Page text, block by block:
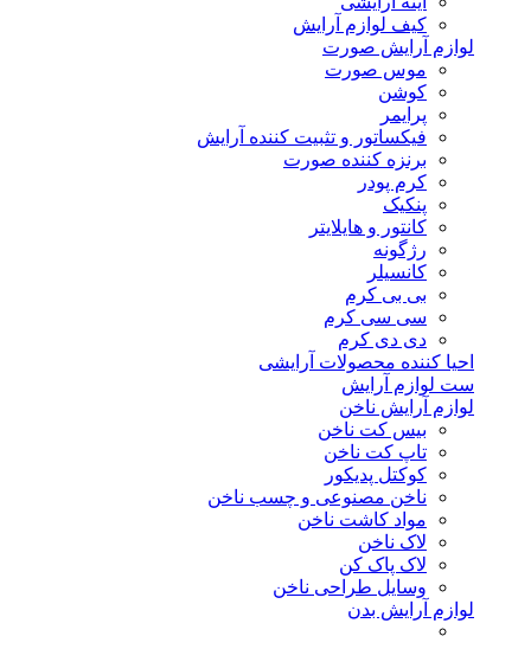
کیف لوازم آرایش
لوازم آرایش صورت
موس صورت
کوشن
پرایمر
فیکساتور و تثبیت کننده آرایش
برنزه کننده صورت
کرم پودر
پنکیک
کانتور و هایلایتر
رژگونه
کانسیلر
بی بی کرم
سی سی کرم
دی دی کرم
احیا کننده محصولات آرایشی
ست لوازم آرایش
لوازم آرایش ناخن
بیس کت ناخن
تاپ کت ناخن
کوکتل پدیکور
ناخن مصنوعی و چسب ناخن
مواد کاشت ناخن
لاک ناخن
لاک پاک کن
وسایل طراحی ناخن
لوازم آرایش بدن